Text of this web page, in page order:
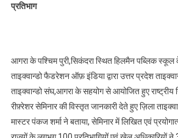
प्रतिभाग
आगरा के पश्चिम पुरी,सिकंदरा स्थित हिलमैन पब्लिक
ताइक्वान्डो फैडरेशन ऑफ़ इंडिया द्वारा उत्तर प्रदेश
ताइक्वान्डो संघ,आगरा के सहयोग से आयोजित हुए
रीफ़्रेशर सेमिनार की विस्तृत जानकारी देते हुए ज़िला
मास्टर पंकज शर्मा ने बताया, सेमिनार में लिखित एवं